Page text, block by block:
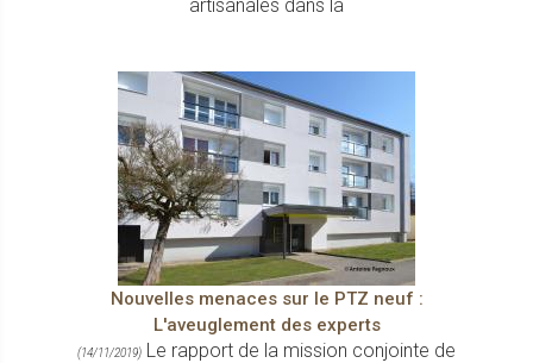
artisanales dans la
Nouvelles menaces sur le PTZ neuf :
L'aveuglement des experts
(14/11/2019) Le rapport de la mission conjointe de